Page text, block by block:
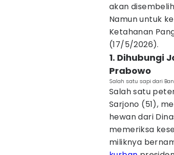
akan
Namun untuk
Ketahanan
(17/5/2026).
1. ‎Dihubungi
Prabowo
Salah satu sapi dari
Salah satu
Sarjono (51),
hewan dari
memeriksa
miliknya